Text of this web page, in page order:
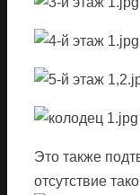
Это также
отсутствие